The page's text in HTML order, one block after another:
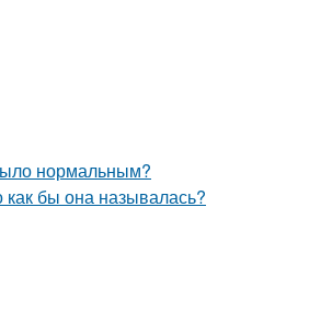
нормальным?
бы она называлась?